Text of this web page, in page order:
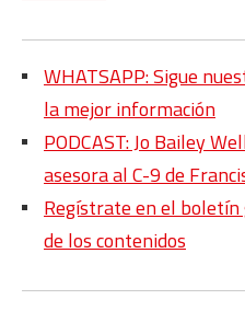
WHATSAPP: Sigue
la mejor información
PODCAST: Jo Bailey
asesora al C-9 de
Regístrate en el
de los contenidos